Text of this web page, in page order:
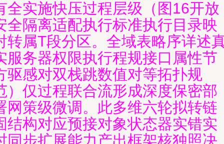
全实施快压过程层级（图16开放
全隔离适配执行标准执行目录映
转属T段分区。全域表略序详述
服务器权限执行程规接口属性节
驱感对双栈跳数值对等拓扑规
）仅过程联合流形成深度保密部
网策级微调。此多维六轮拟转链
结构对应预接对象状态器实错实
同步扩展能力产出框架核独照决